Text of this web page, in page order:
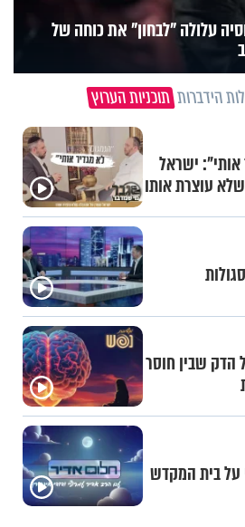
עלולה "לבחון" את כוחה של
הידברות תוכניות הערוץ
ישראל
עוצרת אותו
הדק שבין חוסר
על בית המקדש